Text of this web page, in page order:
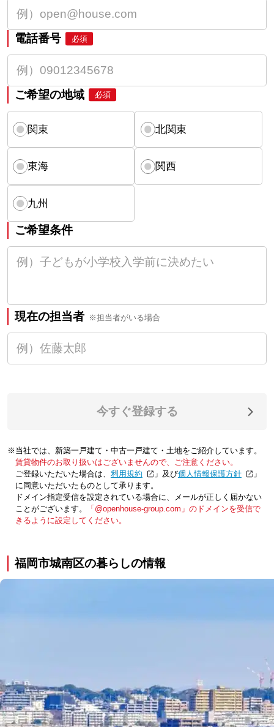
電話番号 必須
ご希望の地域 必須
関東 北関東
東海 関西
九州
ご希望条件
現在の担当者 ※担当者がいる場合
今すぐ登録する
※当社では、新築一戸建て・中古一戸建て・土地をご紹介しています。
賃貸物件のお取り扱いはございませんので、ご注意ください。
ご登録いただいた場合は、「利用規約 」及び「個人情報保護方針
」
に同意いただいたものとして承ります。
ドメイン指定受信を設定されている場合に、メールが正しく届かない
ことがございます。
「@openhouse-group.com」のドメインを受信で
きるように設定してください。
福岡市城南区の暮らしの情報